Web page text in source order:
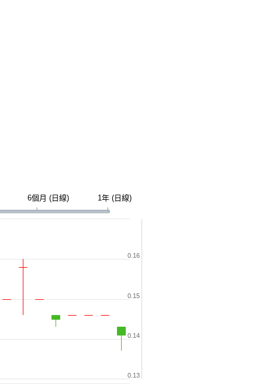
6個月 (日線) 1年 (日線)